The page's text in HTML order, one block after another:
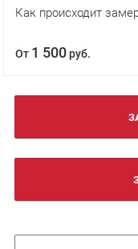
Как происходит
От 1 500руб.